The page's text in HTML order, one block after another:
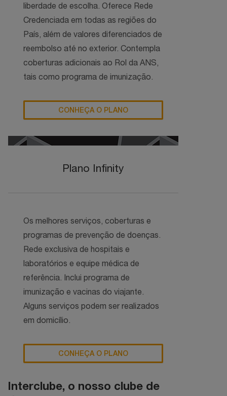
liberdade de escolha. Oferece Rede
Credenciada em todas as regiões do
País, além de valores diferenciados de
reembolso até no exterior. Contempla
coberturas adicionais ao Rol da ANS,
tais como programa de imunização.
CONHEÇA O PLANO
Plano Infinity
Os melhores serviços, coberturas e
programas de prevenção de doenças.
Rede exclusiva de hospitais e
laboratórios e equipe médica de
referência. Inclui programa de
imunização e vacinas do viajante.
Alguns serviços podem ser realizados
em domicílio.
CONHEÇA O PLANO
Interclube, o nosso clube de